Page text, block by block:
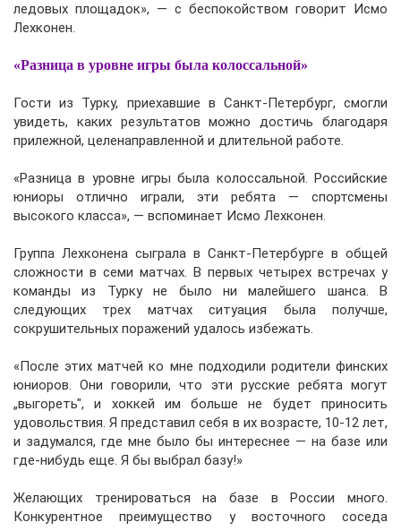
ледовых площадок», — с беспокойством говорит Исмо
Лехконен.
«Разница в уровне игры была колоссальной»
Гости из Турку, приехавшие в Санкт-Петербург, смогли
увидеть, каких результатов можно достичь благодаря
прилежной, целенаправленной и длительной работе.
«Разница в уровне игры была колоссальной. Российские
юниоры отлично играли, эти ребята — спортсмены
высокого класса», — вспоминает Исмо Лехконен.
Группа Лехконена сыграла в Санкт-Петербурге в общей
сложности в семи матчах. В первых четырех встречах у
команды из Турку не было ни малейшего шанса. В
следующих трех матчах ситуация была получше,
сокрушительных поражений удалось избежать.
«После этих матчей ко мне подходили родители финских
юниоров. Они говорили, что эти русские ребята могут
„выгореть", и хоккей им больше не будет приносить
удовольствия. Я представил себя в их возрасте, 10-12 лет,
и задумался, где мне было бы интереснее — на базе или
где-нибудь еще. Я бы выбрал базу!»
Желающих тренироваться на базе в России много.
Конкурентное преимущество у восточного соседа